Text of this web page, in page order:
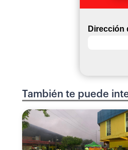
Dirección
También te puede